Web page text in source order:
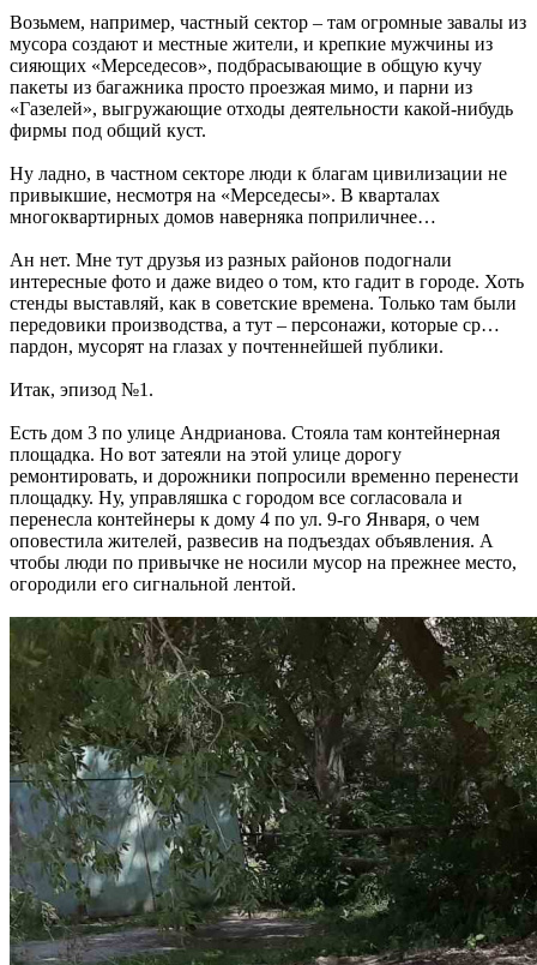
Возьмем, например, частный сектор – там огромные завалы из
мусора создают и местные жители, и крепкие мужчины из
сияющих «Мерседесов», подбрасывающие в общую кучу
пакеты из багажника просто проезжая мимо, и парни из
«Газелей», выгружающие отходы деятельности какой-нибудь
фирмы под общий куст.
Ну ладно, в частном секторе люди к благам цивилизации не
привыкшие, несмотря на «Мерседесы». В кварталах
многоквартирных домов наверняка поприличнее…
Ан нет. Мне тут друзья из разных районов подогнали
интересные фото и даже видео о том, кто гадит в городе. Хоть
стенды выставляй, как в советские времена. Только там были
передовики производства, а тут – персонажи, которые ср…
пардон, мусорят на глазах у почтеннейшей публики.
Итак, эпизод №1.
Есть дом 3 по улице Андрианова. Стояла там контейнерная
площадка. Но вот затеяли на этой улице дорогу
ремонтировать, и дорожники попросили временно перенести
площадку. Ну, управляшка с городом все согласовала и
перенесла контейнеры к дому 4 по ул. 9-го Января, о чем
оповестила жителей, развесив на подъездах объявления. А
чтобы люди по привычке не носили мусор на прежнее место,
огородили его сигнальной лентой.